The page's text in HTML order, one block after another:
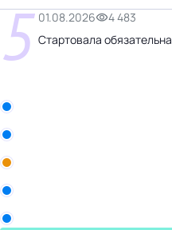
5 01.08.2026
4 483
Стартовала